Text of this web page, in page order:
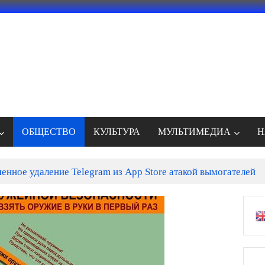
ОБЩЕСТВО КУЛЬТУРА МУЛЬТИМЕДИА
удаление Telegram из App Store атакой вымогателей